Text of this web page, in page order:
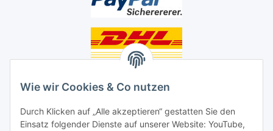
Wie wir Cookies & Co nutzen
Durch Klicken auf „Alle akzeptieren“ gestatten Sie den
Einsatz folgender Dienste auf unserer Website: YouTube,
Social Media